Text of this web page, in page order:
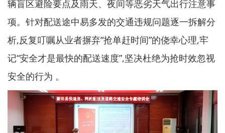
辆盲区避险要点及雨天、夜间等恶劣天气出行注意事
项。针对配送途中易多发的交通违规问题逐一拆解分
析,反复叮嘱从业者摒弃“抢单赶时间”的侥幸心理,牢
记“安全才是最快的配送速度”,坚决杜绝为抢时效忽视
安全的行为 。